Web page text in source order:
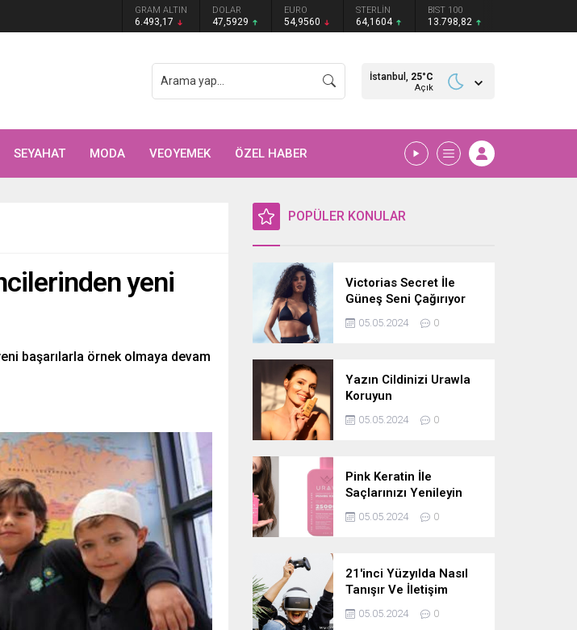
romantik
GRAM ALTIN
6.493,17
DOLAR
47,5929
EURO
54,9560
STERLİN
64,1604
BIST 100
13.798,82
İstanbul, 25°C
Açık
SEYAHAT MODA VEOYEMEK ÖZEL HABER
yeni
başarılarla örnek olmaya devam
POPÜLER KONULAR
Victorias Secret İle
Güneş Seni Çağırıyor
05.05.2024 0
Yazın Cildinizi Urawla
Koruyun
05.05.2024 0
Pink Keratin İle
Saçlarınızı Yenileyin
05.05.2024 0
21'inci Yüzyılda Nasıl
Tanışır Ve İletişim
Kurarız Ve Metaverse
Bunu Yakın Zamanda
05.05.2024 0